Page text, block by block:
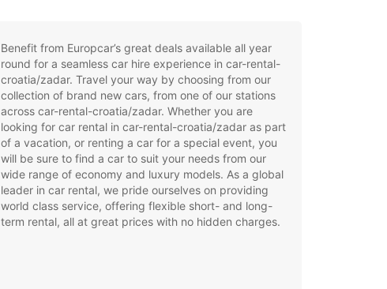
Benefit from Europcar’s great deals available all year
round for a seamless car hire experience in car-rental-
croatia/zadar. Travel your way by choosing from our
collection of brand new cars, from one of our stations
across car-rental-croatia/zadar. Whether you are
looking for car rental in car-rental-croatia/zadar as part
of a vacation, or renting a car for a special event, you
will be sure to find a car to suit your needs from our
wide range of economy and luxury models. As a global
leader in car rental, we pride ourselves on providing
world class service, offering flexible short- and long-
term rental, all at great prices with no hidden charges.